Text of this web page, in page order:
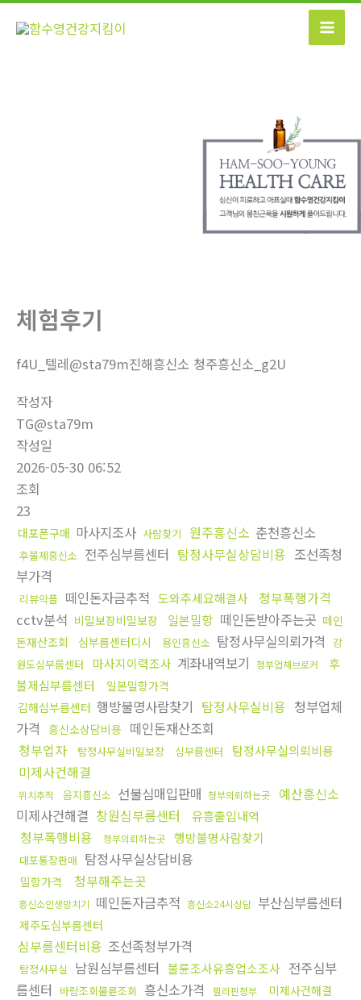
콘
체험후기
f4U_텔레@sta79m진해흥신소 청주흥신소_g2U
작성자
TG@sta79m
작성일
2026-05-30 06:52
조회
23
대포폰구매 마사지조사 사람찾기 원주흥신소 춘천흥신소
후불제흥신소 전주심부름센터 탐정사무실상담비용 조선족청
부가격
리뷰악플 떼인돈자금추적 도와주세요해결사
청부폭행가격
cctv분석 비밀보장비밀보장 일본밀항 떼인돈받아주는곳 떼인
돈재산조회
심부름센터디시 용인흥신소 탐정사무실의뢰가격 강
원도심부름센터
마사지이력조사 계좌내역보기 청부업체브로커
후
불제심부름센터
일본밀항가격
김해심부름센터 행방불명사람찾기 탐정사무실비용 청부업체
가격 흥신소상담비용 떼인돈재산조회
청부업자
탐정사무실비밀보장 심부름센터 탐정사무실의뢰비용
미제사건해결
위치추적 음지흥신소 선불심매입판매 청부의뢰하는곳
예산흥신소
미제사건해결 창원심부름센터 유흥출입내역
청부폭행비용 청부의뢰하는곳 행방불명사람찾기
대포통장판매 탐정사무실상담비용
밀항가격 청부해주는곳
흥신소인생망치기 떼인돈자금추적 흥신소24시상담 부산심부름센터
제주도심부름센터
심부름센터비용 조선족청부가격
탐정사무실 남원심부름센터 불륜조사유흥업소조사 전주심부
름센터
바람조회불륜조회 흥신소가격 필리핀청부 미제사건해결